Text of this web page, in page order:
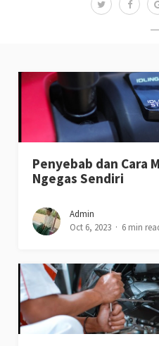
Penyebab dan Cara
Ngegas Sendiri
Admin
Oct 6, 2023
6 min